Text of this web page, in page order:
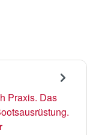
Praxis. Das